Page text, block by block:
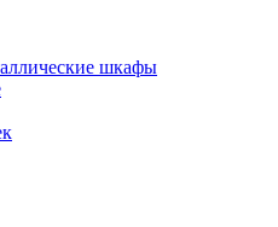
шкафы